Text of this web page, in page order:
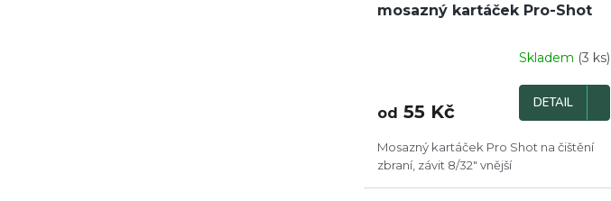
mosazný kartáček Pro-Shot
Skladem (3 ks)
od 55 Kč DETAIL
Mosazný kartáček Pro Shot na čištění
zbraní, závit 8/32" vnější